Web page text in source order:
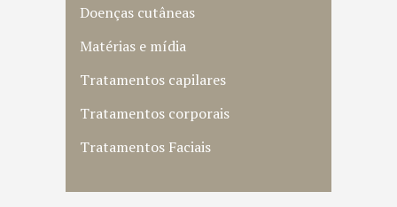
Doenças cutâneas
Matérias e mídia
Tratamentos capilares
Tratamentos corporais
Tratamentos Faciais